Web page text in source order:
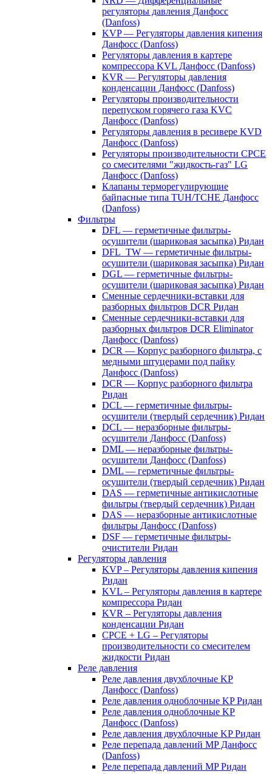
регуляторы давления Данфосс
(Danfoss)
KVP — Регуляторы давления кипения
Данфосс (Danfoss)
Регуляторы давления в картере
компрессора KVL Данфосс (Danfoss)
KVR — Регуляторы давления
конденсации Данфосс (Danfoss)
Регуляторы производительности
перепуском горячего газа KVC
Данфосс (Danfoss)
Регуляторы давления в ресивере KVD
Данфосс (Danfoss)
Регуляторы производительности CPCE
со смесителями "жидкость-газ" LG
Данфосс (Danfoss)
Клапаны терморегулирующие
байпасные типа TUH/TCHE Данфосс
(Danfoss)
Фильтры
DFL — герметичные фильтры-
осушители (шариковая засыпка) Ридан
DFL_TW — герметичные фильтры-
осушители (шариковая засыпка) Ридан
DGL — герметичные фильтры-
осушители (шариковая засыпка) Ридан
Сменные сердечники-вставки для
разборных фильтров DCR Ридан
Сменные сердечники-вставки для
разборных фильтров DCR Eliminator
Данфосс (Danfoss)
DCR — Корпус разборного фильтра, с
медными штуцерами под пайку
Данфосс (Danfoss)
DCR — Корпус разборного фильтра
Ридан
DCL — герметичные фильтры-
осушители (твердый сердечник) Ридан
DCL — неразборные фильтры-
осушители Данфосс (Danfoss)
DML — неразборные фильтры-
осушители Данфосс (Danfoss)
DML — герметичные фильтры-
осушители (твердый сердечник) Ридан
DAS — герметичные антикислотные
фильтры (твердый сердечник) Ридан
DAS — неразборные антикислотные
фильтры Данфосс (Danfoss)
DSF — герметичные фильтры-
очистители Ридан
Регуляторы давления
KVP – Регуляторы давления кипения
Ридан
KVL – Регуляторы давления в картере
компрессора Ридан
KVR – Регуляторы давления
конденсации Ридан
CPCE + LG – Регуляторы
производительности со смесителем
жидкости Ридан
Реле давления
Реле давления двухблочные KP
Данфосс (Danfoss)
Реле давления одноблочные KP Ридан
Реле давления одноблочные KP
Данфосс (Danfoss)
Реле давления двухблочные KP Ридан
Реле перепада давлений MP Данфосс
(Danfoss)
Реле перепада давлений MP Ридан